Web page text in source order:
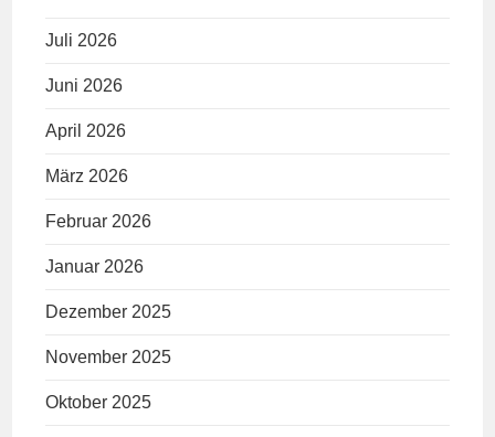
Juli 2026
Juni 2026
April 2026
März 2026
Februar 2026
Januar 2026
Dezember 2025
November 2025
Oktober 2025